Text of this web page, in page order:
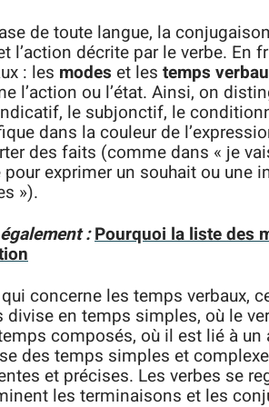
de toute langue, la
l’action décrite par le verbe.
: les modes et les temps
l’action ou l’état. Ainsi, on
le subjonctif, le
dans la couleur de
des faits (comme dans « je
exprimer un souhait ou une
»).
:Pourquoi la liste des
concerne les temps verbaux,
divise en temps simples, où le
composés, où il est lié à
des temps simples et
et précises. Les verbes se
les terminaisons et les